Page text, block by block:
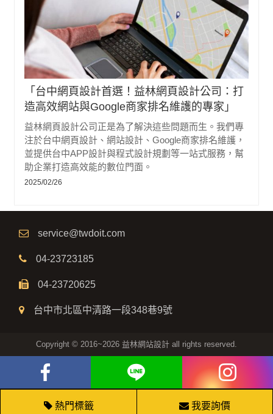
「台中網頁設計首選！益林網頁設計公司：打
造高效網站與Google商家排名維護的專家」
益林網頁設計公司正是為了解決這些問題而生。我們專
注於台中網頁設計、網站設計、Google商家排名維護，
並提供台中APP設計與程式設計規劃等一站式服務，幫
助企業打造高效能的數位門面。
2025/02/26
熱門標籤
service@twdoit.com
04-23723185
04-23720625
台中市北區中清路一段348巷9號
Copyright © 2016~2026 益林網站設計 all rights reserved.
我要詢價